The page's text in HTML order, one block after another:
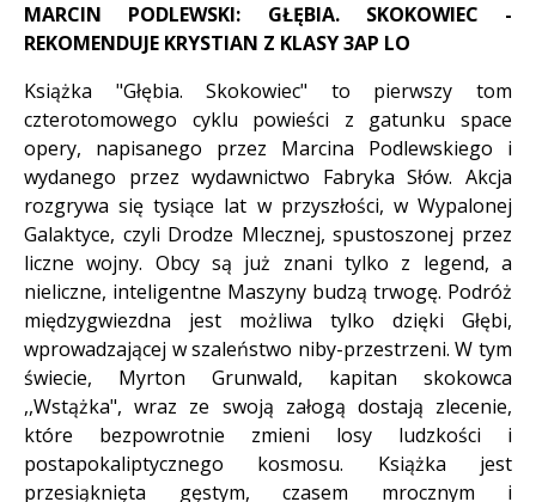
MARCIN PODLEWSKI: GŁĘBIA. SKOKOWIEC -
REKOMENDUJE KRYSTIAN Z KLASY 3AP LO
Książka "Głębia. Skokowiec" to pierwszy tom
czterotomowego cyklu powieści z gatunku space
opery, napisanego przez Marcina Podlewskiego i
wydanego przez wydawnictwo Fabryka Słów. Akcja
rozgrywa się tysiące lat w przyszłości, w Wypalonej
Galaktyce, czyli Drodze Mlecznej, spustoszonej przez
liczne wojny. Obcy są już znani tylko z legend, a
nieliczne, inteligentne Maszyny budzą trwogę. Podróż
międzygwiezdna jest możliwa tylko dzięki Głębi,
wprowadzającej w szaleństwo niby-przestrzeni. W tym
świecie, Myrton Grunwald, kapitan skokowca
,,Wstążka", wraz ze swoją załogą dostają zlecenie,
które bezpowrotnie zmieni losy ludzkości i
postapokaliptycznego kosmosu. Książka jest
przesiąknięta gęstym, czasem mrocznym i